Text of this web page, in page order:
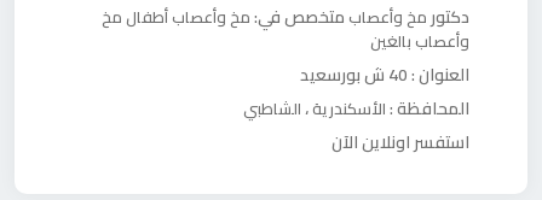
دكتور مخ وأعصاب متخصص في:مخ وأعصاب أطفال مخ
وأعصاب بالغين
العنوان :40 ش بورسعيد
المحافظة :الأسكندرية،الشاطبي
استفسر اونلاين الآن